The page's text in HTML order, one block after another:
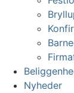
Nyheder